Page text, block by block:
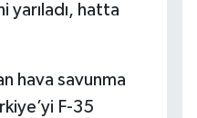
yarıladı, hatta
hava savunma
F-35